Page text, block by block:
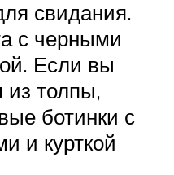
свидания.
с черными
Если вы
из толпы,
ботинки с
и курткой